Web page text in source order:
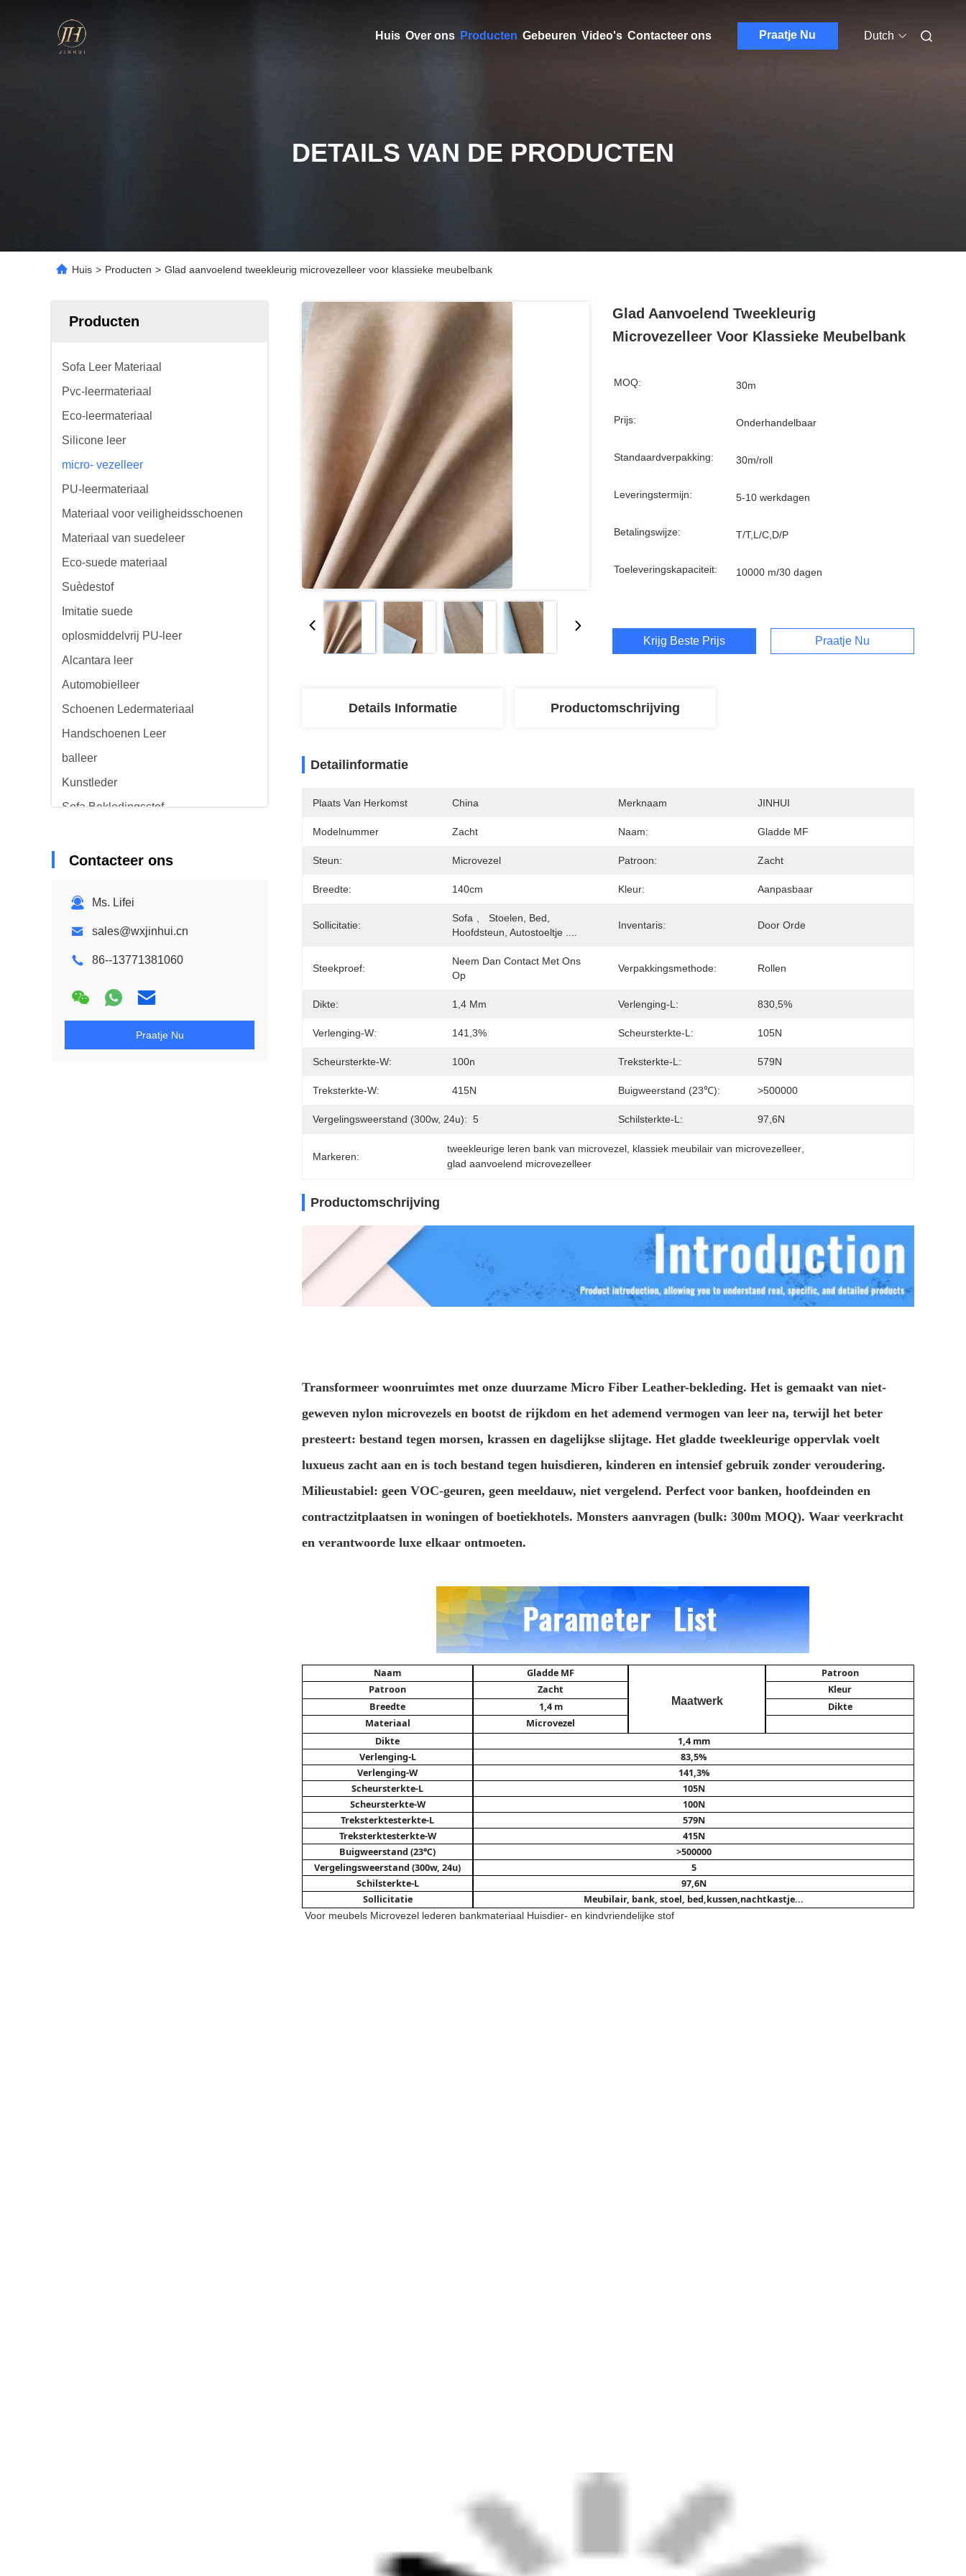
Huis Over ons Producten Gebeuren Video's Contacteer ons Praatje Nu Dutch
DETAILS VAN DE PRODUCTEN
Huis > Producten > Glad aanvoelend tweekleurig microvezelleer voor klassieke meubelbank
Producten
Sofa Leer Materiaal
Pvc-leermateriaal
Eco-leermateriaal
Silicone leer
micro- vezelleer
PU-leermateriaal
Materiaal voor veiligheidsschoenen
Materiaal van suedeleer
Eco-suede materiaal
Suèdestof
Imitatie suede
oplosmiddelvrij PU-leer
Alcantara leer
Automobielleer
Schoenen Ledermateriaal
Handschoenen Leer
balleer
Kunstleder
Sofa Bekledingsstof
Contacteer ons
Ms. Lifei
sales@wxjinhui.cn
86--13771381060
Praatje Nu
Glad Aanvoelend Tweekleurig
Microvezelleer Voor Klassieke Meubelbank
MOQ: 30m
Prijs: Onderhandelbaar
Standaardverpakking: 30m/roll
Leveringstermijn: 5-10 werkdagen
Betalingswijze: T/T,L/C,D/P
Toeleveringskapaciteit: 10000 m/30 dagen
Krijg Beste Prijs Praatje Nu
Details Informatie Productomschrijving
Detailinformatie
Plaats Van Herkomst China Merknaam JINHUI
Modelnummer Zacht Naam: Gladde MF
Steun: Microvezel Patroon: Zacht
Breedte: 140cm Kleur: Aanpasbaar
Sollicitatie:
Sofa 、 Stoelen, Bed,
Hoofdsteun, Autostoeltje ....
Inventaris: Door Orde
Steekproef:
Neem Dan Contact Met Ons
Op
Verpakkingsmethode: Rollen
Dikte: 1,4 Mm Verlenging-L: 830,5%
Verlenging-W: 141,3% Scheursterkte-L: 105N
Scheursterkte-W: 100n Treksterkte-L: 579N
Treksterkte-W: 415N Buigweerstand (23℃): >500000
Vergelingsweerstand (300w, 24u): 5 Schilsterkte-L: 97,6N
Markeren:
tweekleurige leren bank van microvezel klassiek meubilair van microvezelleer
glad aanvoelend microvezelleer
Productomschrijving
Transformeer woonruimtes met onze duurzame Micro Fiber Leather-bekleding. Het is gemaakt van niet-
geweven nylon microvezels en bootst de rijkdom en het ademend vermogen van leer na, terwijl het beter
presteert: bestand tegen morsen, krassen en dagelijkse slijtage. Het gladde tweekleurige oppervlak voelt
luxueus zacht aan en is toch bestand tegen huisdieren, kinderen en intensief gebruik zonder veroudering.
Milieustabiel: geen VOC-geuren, geen meeldauw, niet vergelend. Perfect voor banken, hoofdeinden en
contractzitplaatsen in woningen of boetiekhotels. Monsters aanvragen (bulk: 300m MOQ). Waar veerkracht
en verantwoorde luxe elkaar ontmoeten.
Naam Gladde MF
Maatwerk
Patroon
Patroon
Zacht
Kleur
Breedte
1,4 m
Dikte
Materiaal
Microvezel
Dikte
1,4 mm
Verlenging-L
83,5%
Verlenging-W
141,3%
Scheursterkte-L
105N
Scheursterkte-W
100N
Treksterktesterkte-L
579N
Treksterktesterkte-W
415N
Buigweerstand (23℃)
>500000
Vergelingsweerstand (300w, 24u)
5
Schilsterkte-L
97,6N
Sollicitatie
Meubilair, bank, stoel, bed,kussen,nachtkastje...
Voor meubels Microvezel lederen bankmateriaal Huisdier- en kindvriendelijke stof